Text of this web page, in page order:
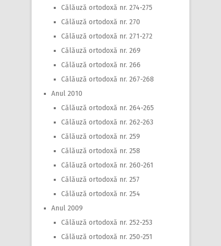
Călăuză ortodoxă nr. 274-275
Călăuză ortodoxă nr. 270
Călăuză ortodoxă nr. 271-272
Călăuză ortodoxă nr. 269
Călăuză ortodoxă nr. 266
Călăuză ortodoxă nr. 267-268
Anul 2010
Călăuză ortodoxă nr. 264-265
Călăuză ortodoxă nr. 262-263
Călăuză ortodoxă nr. 259
Călăuză ortodoxă nr. 258
Călăuză ortodoxă nr. 260-261
Călăuză ortodoxă nr. 257
Călăuză ortodoxă nr. 254
Anul 2009
Călăuză ortodoxă nr. 252-253
Călăuză ortodoxă nr. 250-251